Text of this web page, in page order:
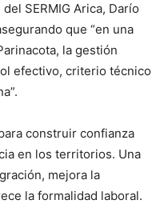
SERMIG Arica, Darío
que “en una
la gestión
efectivo, criterio técnico
construir confianza
en los territorios. Una
mejora la
la formalidad laboral.